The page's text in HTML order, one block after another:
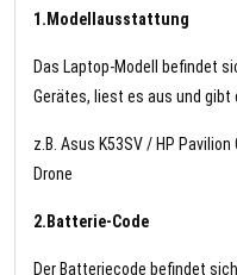
1.Modellausstattung
Das Laptop-Modell befindet
Gerätes, liest es aus und gibt
z.B. Asus K53SV / HP
Drone
2.Batterie-Code
Der Batteriecode befindet